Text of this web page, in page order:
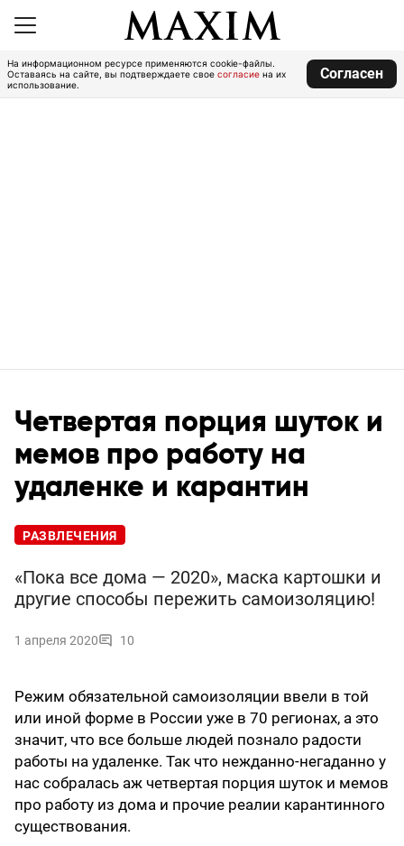
На информационном ресурсе применяются cookie-файлы.
Оставаясь на сайте, вы подтверждаете свое согласие на их
использование.
Согласен
Четвертая порция шуток и
мемов про работу на
удаленке и карантин
РАЗВЛЕЧЕНИЯ
«Пока все дома — 2020», маска картошки и
другие способы пережить самоизоляцию!
1 апреля 2020 10
Режим обязательной самоизоляции ввели в той
или иной форме в России уже в 70 регионах, а это
значит, что все больше людей познало радости
работы на удаленке. Так что нежданно-негаданно у
нас собралась аж четвертая порция шуток и мемов
про работу из дома и прочие реалии карантинного
существования.